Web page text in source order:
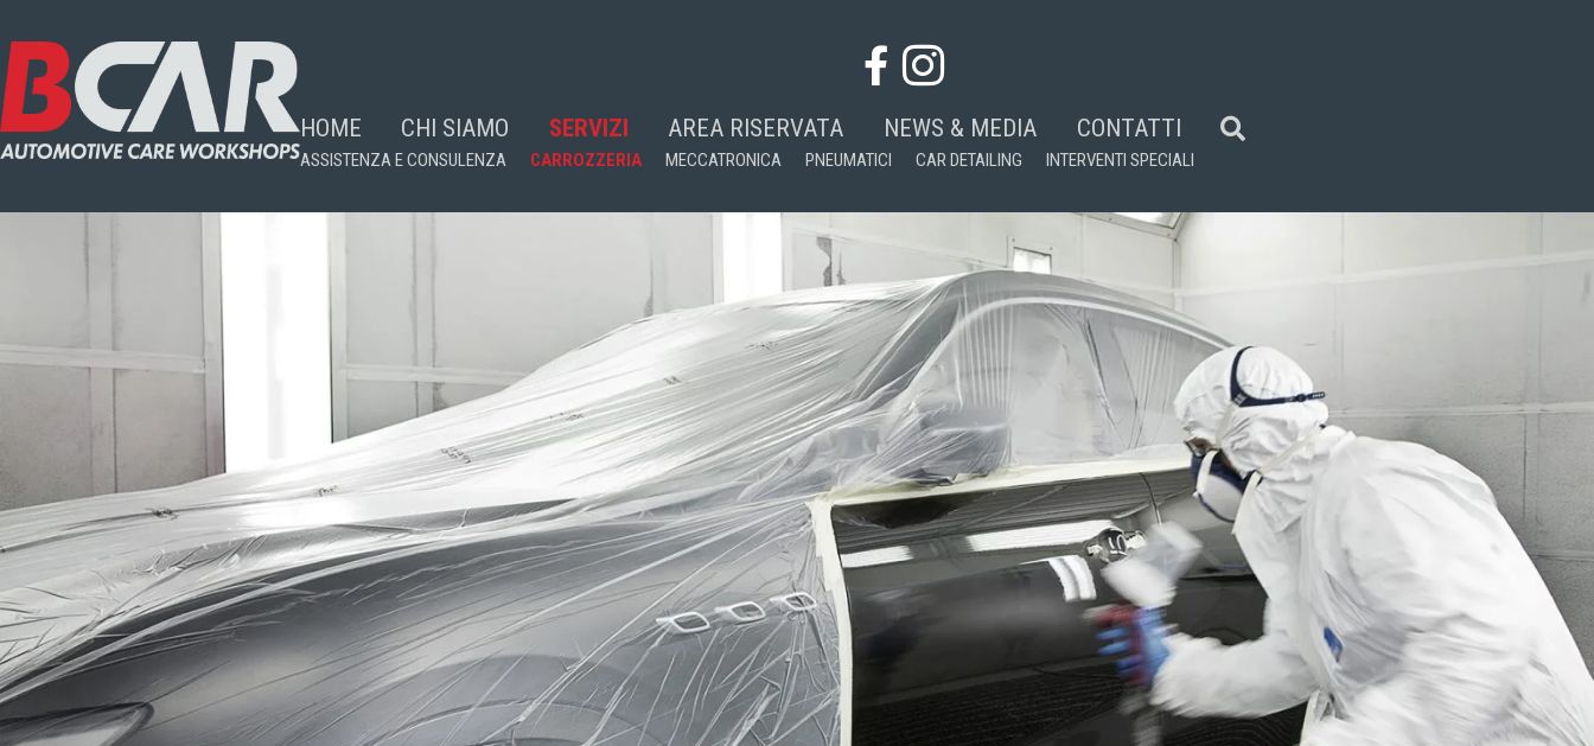
HOME CHI SIAMO SERVIZI AREA RISERVATA NEWS & MEDIA CONTATTI
ASSISTENZA E CONSULENZA CARROZZERIA MECCATRONICA PNEUMATICI CAR DETAILING INTERVENTI SPECIALI